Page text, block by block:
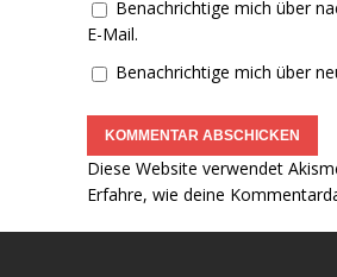
Benachrichtige mich über
E-Mail.
Benachrichtige mich über
Diese Website verwendet
Erfahre, wie deine